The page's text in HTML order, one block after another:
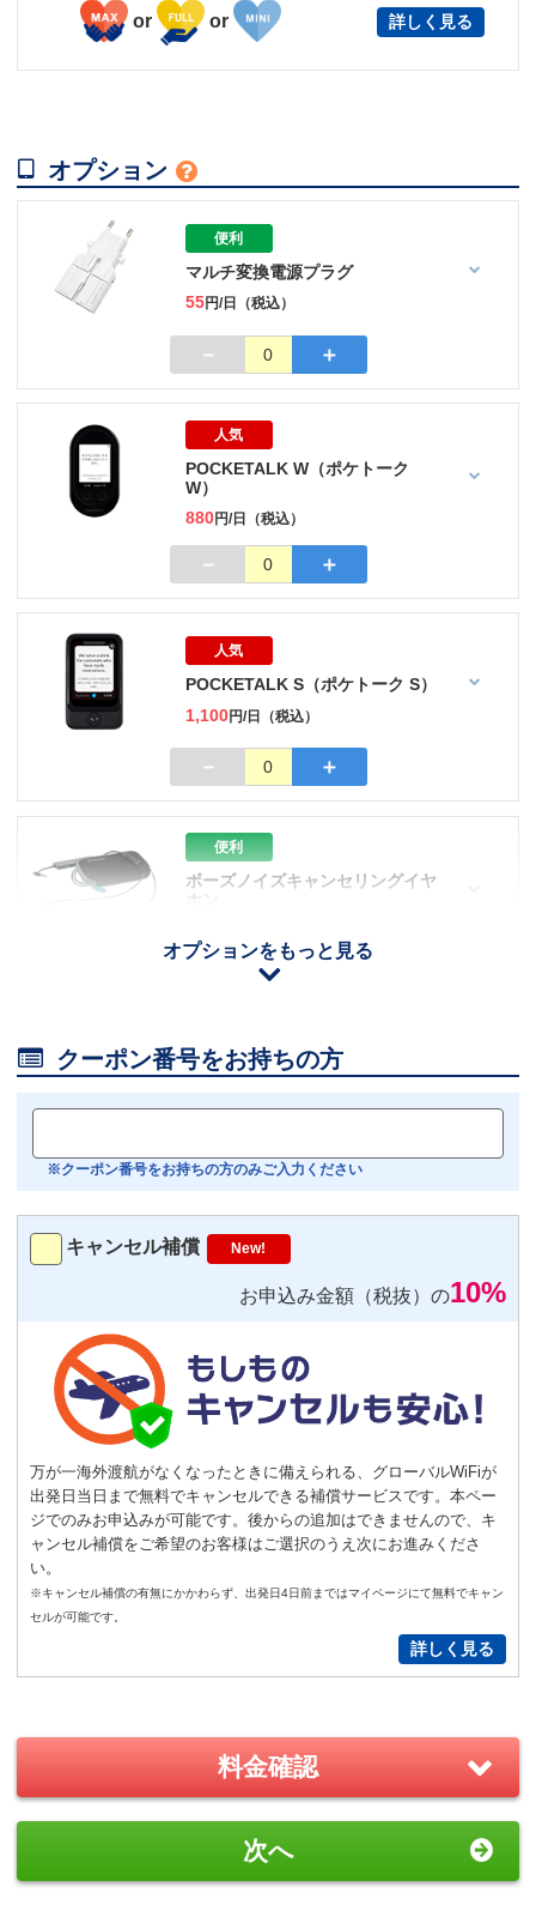
or or 詳しく見る
 オプション 
便利
マルチ変換電源プラグ
55円/日（税込）
－ 0 ＋
人気
POCKETALK W（ポケトーク
W）
880円/日（税込）
－ 0 ＋
人気
POCKETALK S（ポケトーク S）
1,100円/日（税込）
－ 0 ＋
オプションをもっと見る
便利
ボーズノイズキャンセリングイヤ
ホン
－
おすすめ
Bluetoothイヤホン対応
トランスミッター
－ 0
気圧コントロール機能付き耳栓
1,540円（税込）/個
通常
Sサイズ － 0 ＋
New!
おすすめ
ルセット
1,870円/日（税込）
 クーポン番号をお持ちの方
※クーポン番号をお持ちの方のみご入力ください
キャンセル補償 New!
お申込み金額（税抜）の10%
万が一海外渡航がなくなったときに備えられる、グローバルWiFiが
出発日当日まで無料でキャンセルできる補償サービスです。本ペー
ジでのみお申込みが可能です。後からの追加はできませんので、キ
ャンセル補償をご希望のお客様はご選択のうえ次にお進みくださ
い。
※キャンセル補償の有無にかかわらず、出発日4日前まではマイページにて無料でキャン
セルが可能です。
詳しく見る
料金確認
次へ